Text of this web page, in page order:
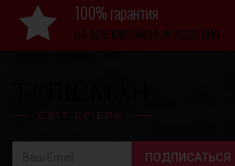
100% гарантия
на все ювелирные изделия
ПОДПИСАТЬСЯ